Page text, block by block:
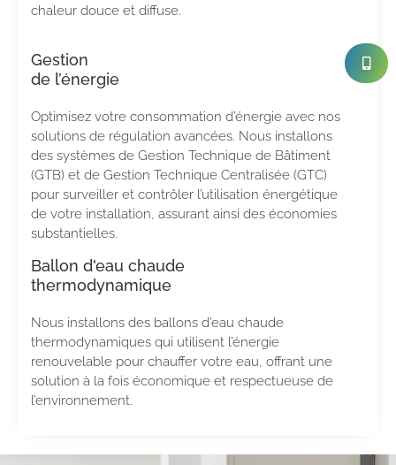
chaleur douce et diffuse.
Gestion
de l’énergie
Optimisez votre consommation d’énergie avec nos
solutions de régulation avancées. Nous installons
des systèmes de Gestion Technique de Bâtiment
(GTB) et de Gestion Technique Centralisée (GTC)
pour surveiller et contrôler l’utilisation énergétique
de votre installation, assurant ainsi des économies
substantielles.
Ballon d'eau chaude
thermodynamique
Nous installons des ballons d’eau chaude
thermodynamiques qui utilisent l’énergie
renouvelable pour chauffer votre eau, offrant une
solution à la fois économique et respectueuse de
l’environnement.